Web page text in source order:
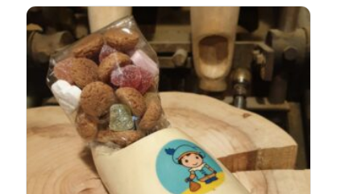
optie
kan
gekozen
worden
op
de
productpagina